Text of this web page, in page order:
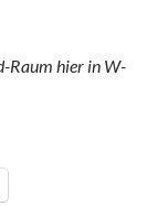
Raum hier in W-